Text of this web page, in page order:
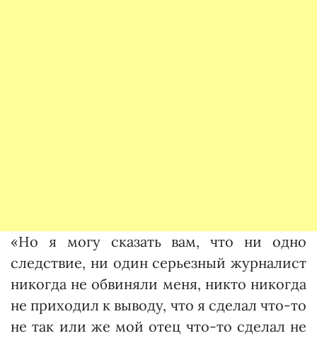
«Но я могу сказать вам, что ни одно
следствие, ни один серьезный журналист
никогда не обвиняли меня, никто никогда
не приходил к выводу, что я сделал что-то
не так или же мой отец что-то сделал не